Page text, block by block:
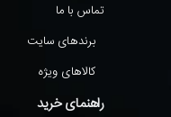
تماس با ما
برندهای سایت
کالاهای ویژه
راهنمای خرید